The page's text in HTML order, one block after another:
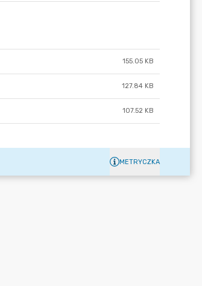
155.05 KB
127.84 KB
107.52 KB
METRYCZKA